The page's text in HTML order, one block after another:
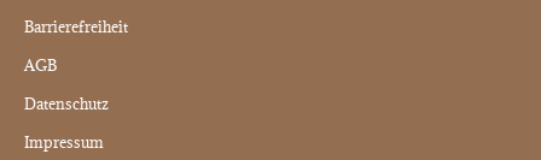
Barrierefreiheit
AGB
Datenschutz
Impressum